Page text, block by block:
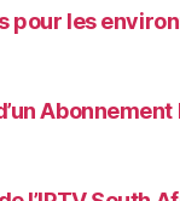
pour les
Abonnement